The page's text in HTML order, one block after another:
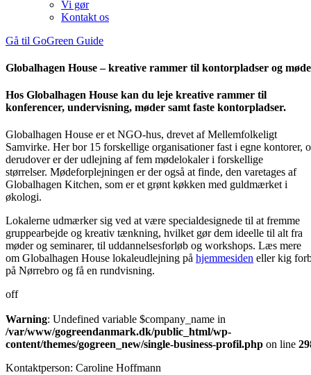
Vi gør
Kontakt os
Gå til GoGreen Guide
Globalhagen House – kreative rammer til kontorpladser og
Hos Globalhagen House kan du leje kreative rammer til
konferencer, undervisning, møder samt faste kontorpladser.
Globalhagen House er et NGO-hus, drevet af Mellemfolkeligt
Samvirke. Her bor 15 forskellige organisationer fast i egne kontorer,
derudover er der udlejning af fem mødelokaler i forskellige
størrelser. Mødeforplejningen er der også at finde, den varetages af
Globalhagen Kitchen, som er et grønt køkken med guldmærket i
økologi.
Lokalerne udmærker sig ved at være specialdesignede til at fremme
gruppearbejde og kreativ tænkning, hvilket gør dem ideelle til alt fra
møder og seminarer, til uddannelsesforløb og workshops. Læs mere
om Globalhagen House lokaleudlejning på hjemmesiden eller kig
på Nørrebro og få en rundvisning.
off
Warning: Undefined variable $company_name in
/var/www/gogreendanmark.dk/public_html/wp-
content/themes/gogreen_new/single-business-profil.php on line
Kontaktperson: Caroline Hoffmann